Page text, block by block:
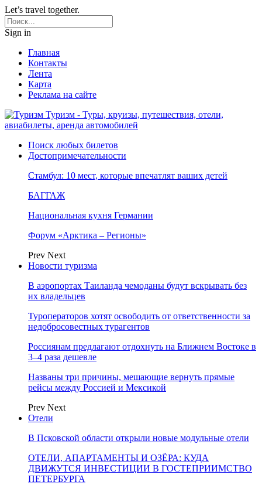
Let’s travel together.
Sign in
Главная
Контакты
Лента
Карта
Реклама на сайте
Туризм - Туры, круизы, путешествия, отели,
авиабилеты, аренда автомобилей
Поиск любых билетов
Достопримечательности
Стамбул: 10 мест, которые впечатлят ваших детей
БАГГАЖ
Национальная кухня Германии
Форум «Арктика – Регионы»
Prev Next
Новости туризма
В аэропортах Таиланда чемоданы будут вскрывать без
их владельцев
Туроператоров хотят освободить от ответственности за
недобросовестных турагентов
Россиянам предлагают отдохнуть на Ближнем Востоке в
3–4 раза дешевле
Названы три причины, мешающие вернуть прямые
рейсы между Россией и Мексикой
Prev Next
Отели
В Псковской области открыли новые модульные отели
ОТЕЛИ, АПАРТАМЕНТЫ И ОЗЁРА: КУДА
ДВИЖУТСЯ ИНВЕСТИЦИИ В ГОСТЕПРИИМСТВО
ПЕТЕРБУРГА